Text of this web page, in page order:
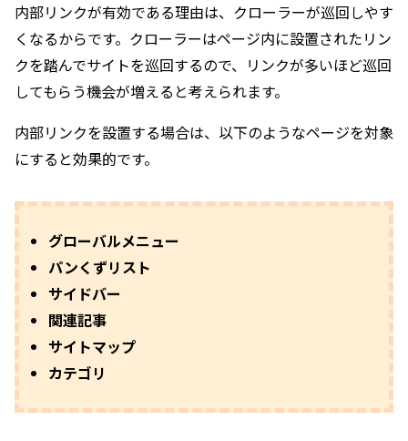
内部リンクが有効である理由は、クローラーが巡回しやす
くなるからです。クローラーはページ内に設置されたリン
クを踏んでサイトを巡回するので、リンクが多いほど巡回
してもらう機会が増えると考えられます。
内部リンクを設置する場合は、以下のようなページを対象
にすると効果的です。
グローバルメニュー
パンくずリスト
サイドバー
関連記事
サイトマップ
カテゴリ